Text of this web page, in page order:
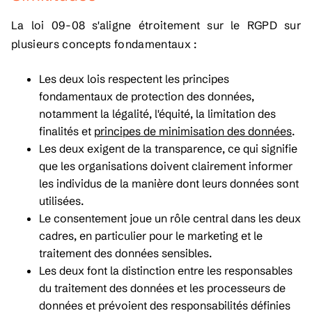
La loi 09-08 s'aligne étroitement sur le RGPD sur
plusieurs concepts fondamentaux :
Les deux lois respectent les principes
fondamentaux de protection des données,
notamment la légalité, l'équité, la limitation des
finalités et principes de minimisation des données.
Les deux exigent de la transparence, ce qui signifie
que les organisations doivent clairement informer
les individus de la manière dont leurs données sont
utilisées.
Le consentement joue un rôle central dans les deux
cadres, en particulier pour le marketing et le
traitement des données sensibles.
Les deux font la distinction entre les responsables
du traitement des données et les processeurs de
données et prévoient des responsabilités définies